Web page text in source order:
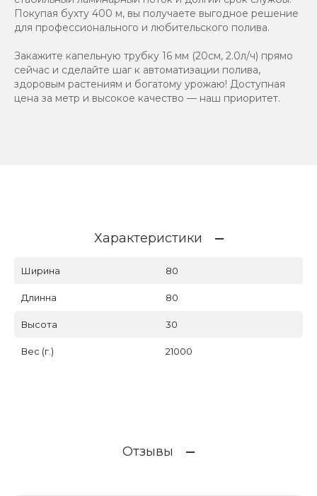
Покупая бухту 400 м, вы получаете выгодное решение
для профессионального и любительского полива.
Закажите капельную трубку 16 мм (20см, 2.0л/ч) прямо
сейчас и сделайте шаг к автоматизации полива,
здоровым растениям и богатому урожаю! Доступная
цена за метр и высокое качество — наш приоритет.
Характеристики
Ширина 80
Длинна 80
Высота 30
Вес (г.) 21000
Отзывы